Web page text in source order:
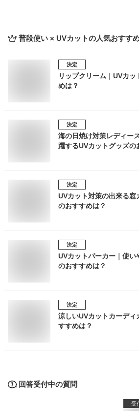
普段使い × UVカットの人気おすす
決定
リップクリーム｜UVカッ
めは？
決定
海の日焼け対策レディー
躍するUVカットグッズの
決定
UVカット対策の出来る窓
のおすすめは？
決定
UVカットパーカー｜使い
のおすすめは？
決定
涼しいUVカットカーディ
すすめは？
回答受付中の質問
受